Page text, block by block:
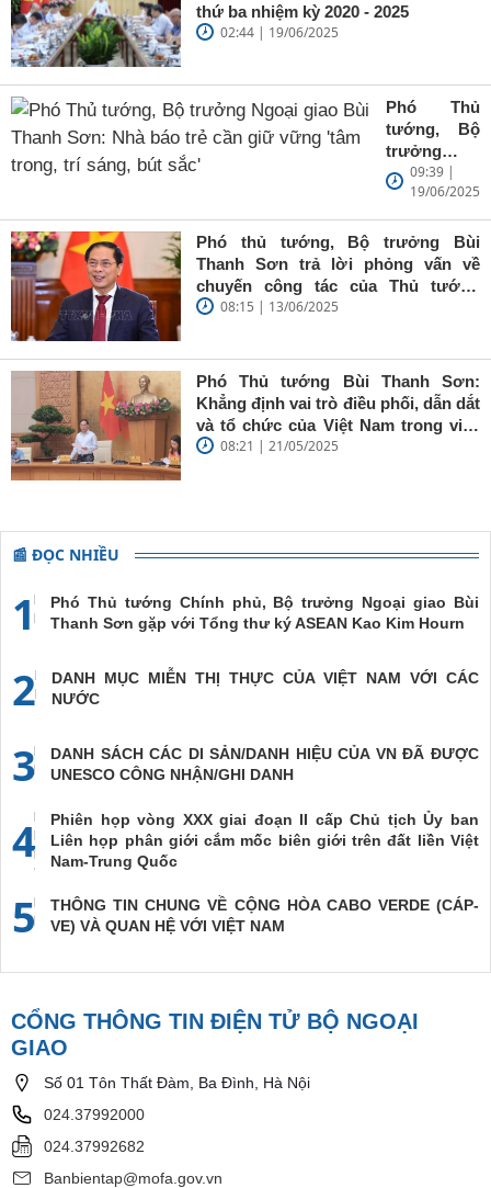
thứ ba nhiệm kỳ 2020 - 2025
02:44 | 19/06/2025
Phó Thủ
tướng, Bộ
trưởng
Ngoại giao
Bùi Thanh
Sơn: Nhà
báo trẻ cần
giữ vững
'tâm trong,
09:39 |
19/06/2025
Phó thủ tướng, Bộ trưởng Bùi
Thanh Sơn trả lời phỏng vấn về
chuyến công tác của Thủ tướng
Chính phủ đến Estonia, Pháp và
08:15 | 13/06/2025
Phó Thủ tướng Bùi Thanh Sơn:
Khẳng định vai trò điều phối, dẫn dắt
và tổ chức của Việt Nam trong việc
đề cao chủ nghĩa đa phương, đoàn
08:21 | 21/05/2025
📰 ĐỌC NHIỀU
1
Phó Thủ tướng Chính phủ, Bộ trưởng Ngoại giao Bùi
Thanh Sơn gặp với Tổng thư ký ASEAN Kao Kim Hourn
2
DANH MỤC MIỄN THỊ THỰC CỦA VIỆT NAM VỚI CÁC
NƯỚC
3
DANH SÁCH CÁC DI SẢN/DANH HIỆU CỦA VN ĐÃ ĐƯỢC
UNESCO CÔNG NHẬN/GHI DANH
4
Phiên họp vòng XXX giai đoạn II cấp Chủ tịch Ủy ban
Liên họp phân giới cắm mốc biên giới trên đất liền Việt
Nam-Trung Quốc
5
THÔNG TIN CHUNG VỀ CỘNG HÒA CABO VERDE (CÁP-
VE) VÀ QUAN HỆ VỚI VIỆT NAM
CỔNG THÔNG TIN ĐIỆN TỬ BỘ NGOẠI
GIAO
Số 01 Tôn Thất Đàm, Ba Đình, Hà Nội
024.37992000
024.37992682
Banbientap@mofa.gov.vn